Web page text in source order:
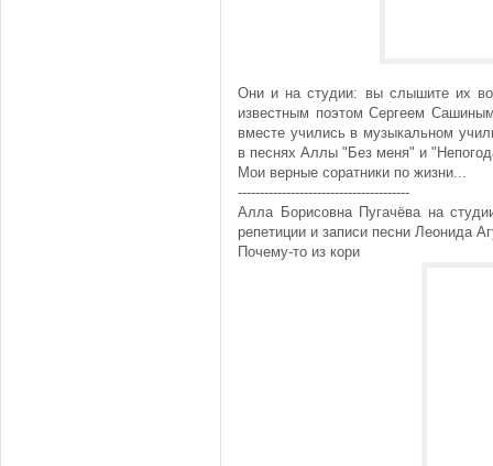
Они и на студии: вы слышите их во
известным поэтом Сергеем
вместе учились в музыкальном
в песнях Аллы "Без меня" и
Мои верные соратники по жизни...
---------------------------------------
Алла Борисовна Пугачёва на
репетиции и записи песни Леонида
Почему-то из кори